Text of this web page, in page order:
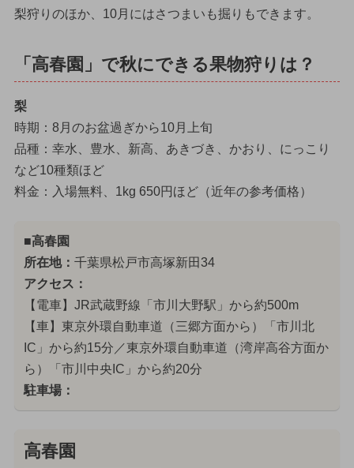
梨狩りのほか、10月にはさつまいも掘りもできます。
「高春園」で秋にできる果物狩りは？
梨
時期：8月のお盆過ぎから10月上旬
品種：幸水、豊水、新高、あきづき、かおり、にっこり
など10種類ほど
料金：入場無料、1kg 650円ほど（近年の参考価格）
■高春園
所在地： 千葉県松戸市高塚新田34
アクセス：
【電車】JR武蔵野線「市川大野駅」から約500m
【車】東京外環自動車道（三郷方面から）「市川北
IC」から約15分／東京外環自動車道（湾岸高谷方面か
ら）「市川中央IC」から約20分
駐車場：
高春園